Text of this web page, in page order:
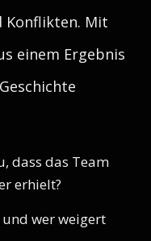
Konflikten. Mit
einem Ergebnis
dass das Team
erhielt?
wer weigert